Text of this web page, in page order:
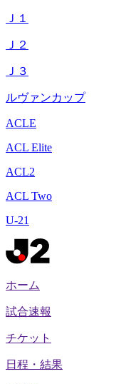
Ｊ１
Ｊ２
Ｊ３
ルヴァンカップ
ACLE
ACL Elite
ACL2
ACL Two
U-21
ホーム
試合速報
チケット
日程・結果